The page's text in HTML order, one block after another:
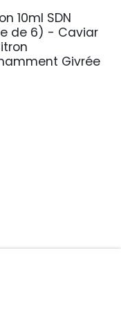
10ml SDN
de 6) - Caviar
Givrée